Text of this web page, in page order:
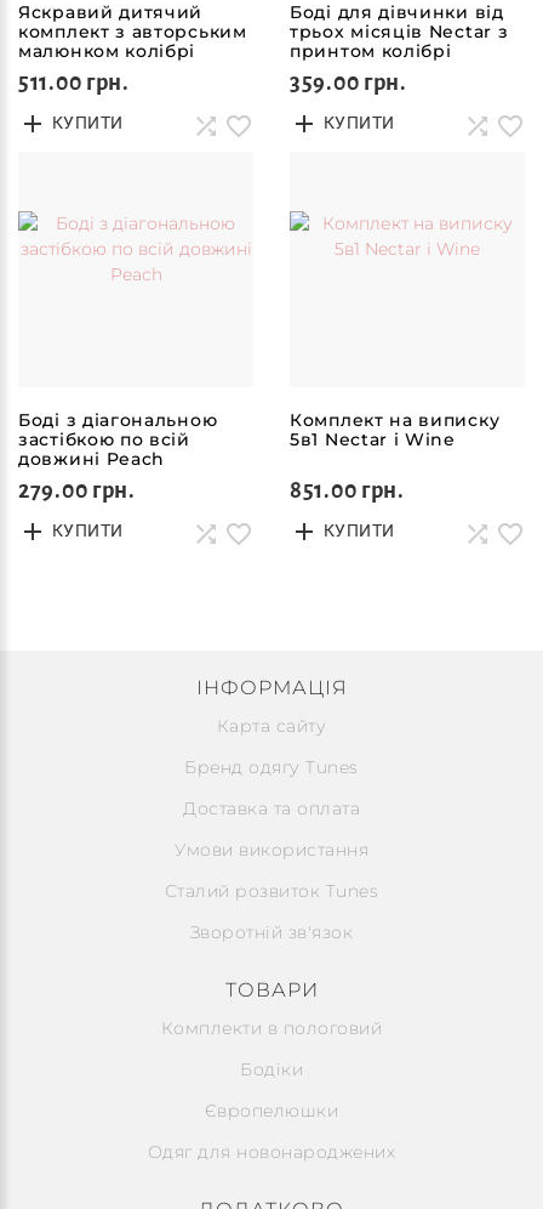
Яскравий дитячий
комплект з авторським
малюнком колібрі
511.00 грн.
КУПИТИ
Боді для дівчинки від
трьох місяців Nectar з
принтом колібрі
359.00 грн.
КУПИТИ
Боді з діагональною
застібкою по всій
довжині Peach
279.00 грн.
КУПИТИ
Комплект на виписку
5в1 Nectar і Wine
851.00 грн.
КУПИТИ
ІНФОРМАЦІЯ
Карта сайту
Бренд одягу Tunes
Доставка та оплата
Умови використання
Сталий розвиток Tunes
Зворотній зв'язок
ТОВАРИ
Комплекти в пологовий
Бодіки
Європелюшки
Одяг для новонароджених